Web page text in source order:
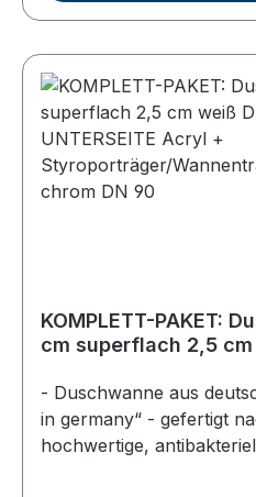
KOMPLETT-PAKET:
cm superflach 2,5
Styroporträger/
Ablaufgarnitur chrom
- Duschwanne aus
in germany“ - gefertigt
hochwertige,